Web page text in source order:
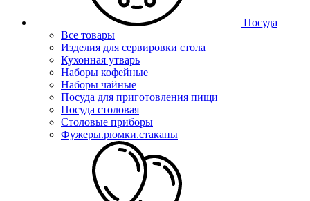
Посуда
Все товары
Изделия для сервировки стола
Кухонная утварь
Наборы кофейные
Наборы чайные
Посуда для приготовления пищи
Посуда столовая
Столовые приборы
Фужеры.рюмки.стаканы